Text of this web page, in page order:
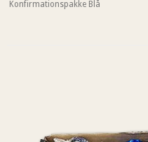
Konfirmationspakke Blå